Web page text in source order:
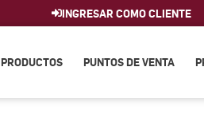
INGRESAR COMO CLIENTE
PRODUCTOS PUNTOS DE VENTA